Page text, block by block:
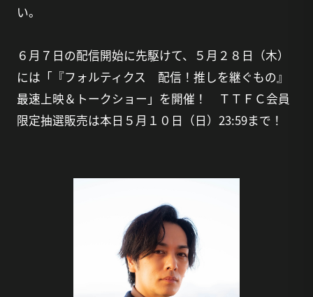
い。
６月７日の配信開始に先駆けて、５月２８日（木）
には「『フォルティクス 配信！推しを継ぐもの』
最速上映＆トークショー」を開催！ ＴＴＦＣ会員
限定抽選販売は本日５月１０日（日）23:59まで！